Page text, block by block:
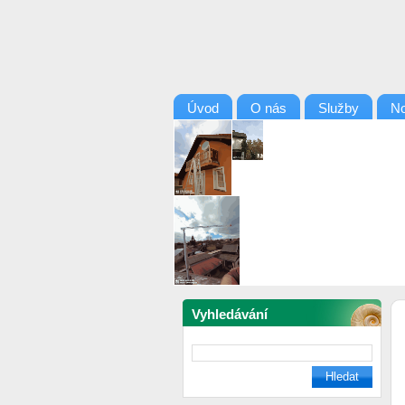
Úvod O nás Služby
Vyhledávání